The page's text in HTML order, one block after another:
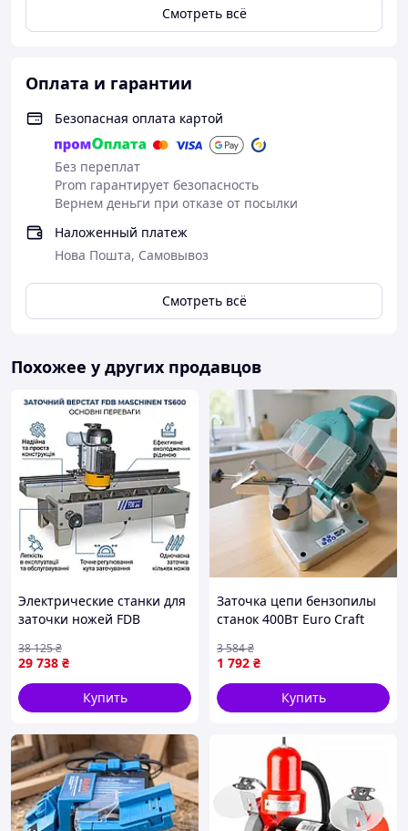
Смотреть всё
Оплата и гарантии
Безопасная оплата картой
Без переплат
Prom гарантирует безопасность
Вернем деньги при отказе от посылки
Наложенный платеж
Нова Пошта, Самовывоз
Смотреть всё
Похожее у других продавцов
Электрические станки для
заточки ножей FDB
кг
29 738 ₴
38 125₴
Купить
Заточка цепи бензопилы
станок 400Вт Euro Craft
для цепей бензопил, TFF
1 792 ₴
3 584₴
Купить